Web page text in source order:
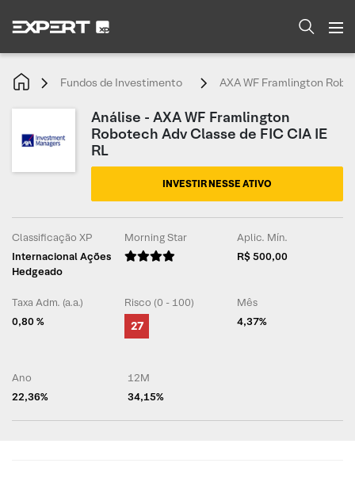
Fundos de Investimento AXA WF Framlington
Análise - AXA WF Framlington
Robotech Adv Classe de FIC CIA IE
RL
INVESTIR NESSE ATIVO
Classificação XP
Internacional Ações
Hedgeado
Morning Star
Aplic. Mín.
R$ 500,00
Taxa Adm. (a.a.)
0,80 %
Risco (0 - 100)
27
Mês
4,37%
Ano
22,36%
12M
34,15%